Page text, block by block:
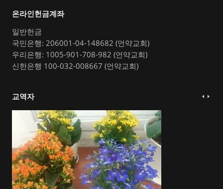
온라인헌금계좌
일반헌금
국민은행: 206001-04-148682 (언약교회)
우리은행: 1005-901-708-982 (언약교회)
신한은행 100-032-008667 (언약교회)
교역자